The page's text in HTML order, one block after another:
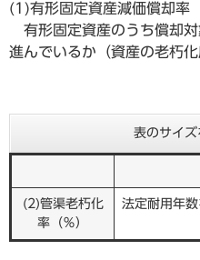
(1)有形固定資産減価償却率
有形固定資産のうち償却
進んでいるか（資産の老朽化
表のサイ
(2)管渠老朽化
率（％）
法定耐用年